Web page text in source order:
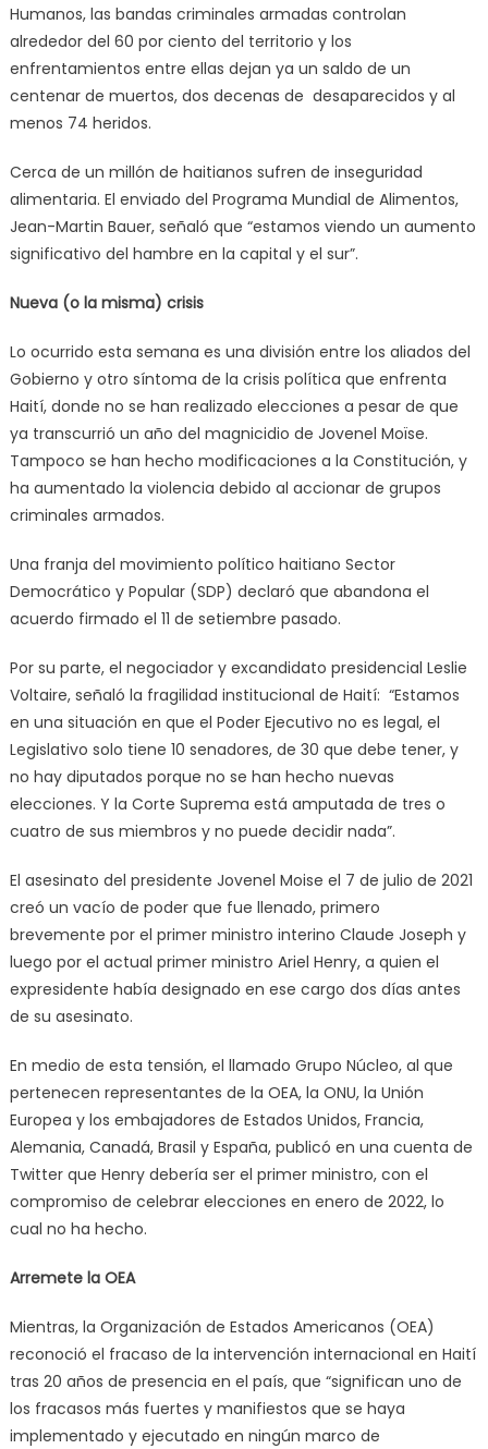
Humanos, las bandas criminales armadas controlan
alrededor del 60 por ciento del territorio y los
enfrentamientos entre ellas dejan ya un saldo de un
centenar de muertos, dos decenas de desaparecidos y al
menos 74 heridos.
Cerca de un millón de haitianos sufren de inseguridad
alimentaria. El enviado del Programa Mundial de Alimentos,
Jean-Martin Bauer, señaló que “estamos viendo un aumento
significativo del hambre en la capital y el sur”.
Nueva (o la misma) crisis
Lo ocurrido esta semana es una división entre los aliados del
Gobierno y otro síntoma de la crisis política que enfrenta
Haití, donde no se han realizado elecciones a pesar de que
ya transcurrió un año del magnicidio de Jovenel Moïse.
Tampoco se han hecho modificaciones a la Constitución, y
ha aumentado la violencia debido al accionar de grupos
criminales armados.
Una franja del movimiento político haitiano Sector
Democrático y Popular (SDP) declaró que abandona el
acuerdo firmado el 11 de setiembre pasado.
Por su parte, el negociador y excandidato presidencial Leslie
Voltaire, señaló la fragilidad institucional de Haití: “Estamos
en una situación en que el Poder Ejecutivo no es legal, el
Legislativo solo tiene 10 senadores, de 30 que debe tener, y
no hay diputados porque no se han hecho nuevas
elecciones. Y la Corte Suprema está amputada de tres o
cuatro de sus miembros y no puede decidir nada”.
El asesinato del presidente Jovenel Moise el 7 de julio de 2021
creó un vacío de poder que fue llenado, primero
brevemente por el primer ministro interino Claude Joseph y
luego por el actual primer ministro Ariel Henry, a quien el
expresidente había designado en ese cargo dos días antes
de su asesinato.
En medio de esta tensión, el llamado Grupo Núcleo, al que
pertenecen representantes de la OEA, la ONU, la Unión
Europea y los embajadores de Estados Unidos, Francia,
Alemania, Canadá, Brasil y España, publicó en una cuenta de
Twitter que Henry debería ser el primer ministro, con el
compromiso de celebrar elecciones en enero de 2022, lo
cual no ha hecho.
Arremete la OEA
Mientras, la Organización de Estados Americanos (OEA)
reconoció el fracaso de la intervención internacional en Haití
tras 20 años de presencia en el país, que “significan uno de
los fracasos más fuertes y manifiestos que se haya
implementado y ejecutado en ningún marco de